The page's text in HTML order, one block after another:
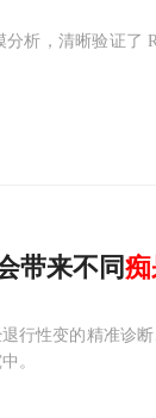
分析，清晰验证了
带来不同
行性变的精准诊
。